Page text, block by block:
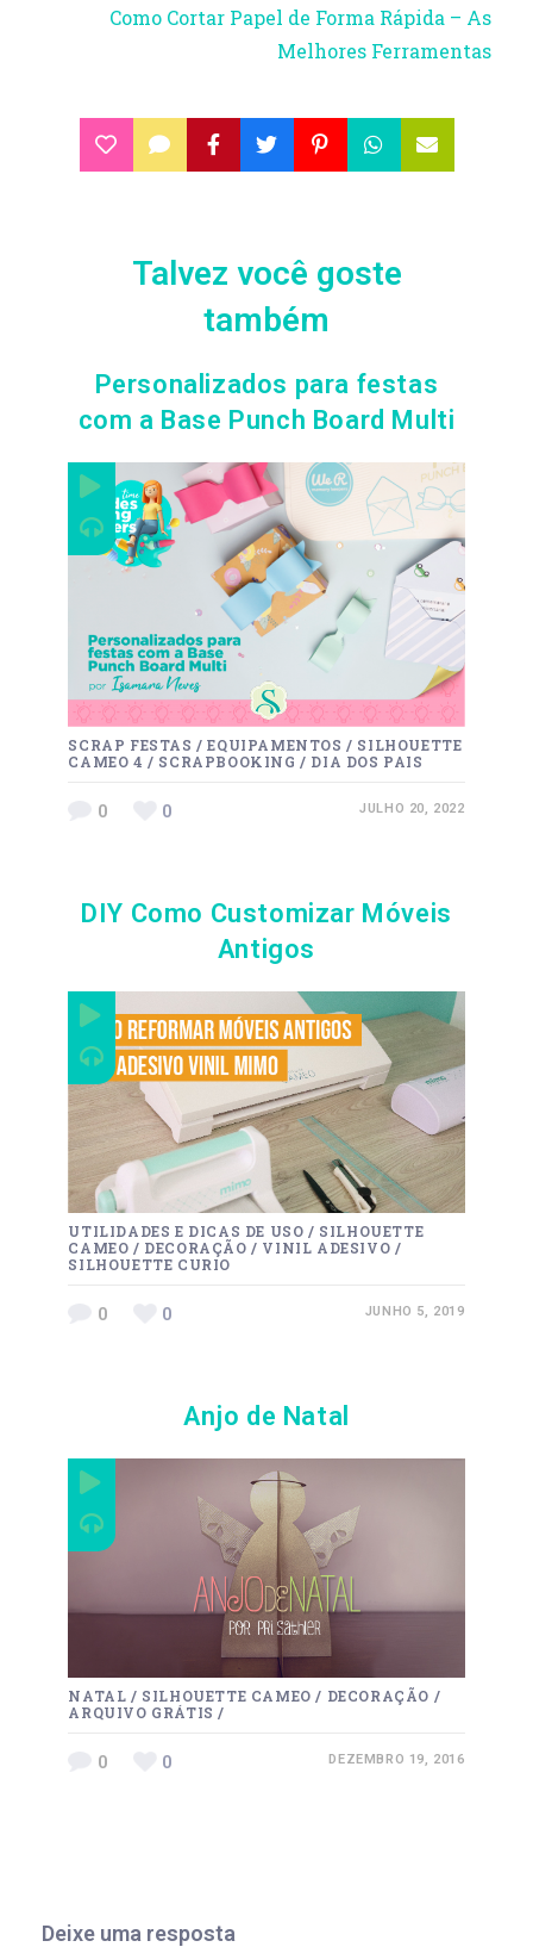
Como Cortar Papel de Forma Rápida – As
Melhores Ferramentas
Talvez você goste
também
Personalizados para festas
com a Base Punch Board Multi
SCRAP FESTAS /EQUIPAMENTOS / SILHOUETTE
CAMEO 4 / SCRAPBOOKING / DIA DOS PAIS
0 0 JULHO 20, 2022
DIY Como Customizar Móveis
Antigos
UTILIDADES E DICAS DE USO / SILHOUETTE
CAMEO / DECORAÇÃO / VINIL ADESIVO /
SILHOUETTE CURIO
0 0 JUNHO 5, 2019
Anjo de Natal
NATAL / SILHOUETTE CAMEO / DECORAÇÃO /
ARQUIVO GRÁTIS /
0 0 DEZEMBRO 19, 2016
Deixe uma resposta